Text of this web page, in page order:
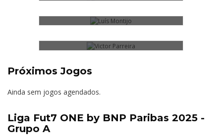
Próximos Jogos
Ainda sem jogos agendados.
Liga Fut7 ONE by BNP Paribas 2025 -
Grupo A